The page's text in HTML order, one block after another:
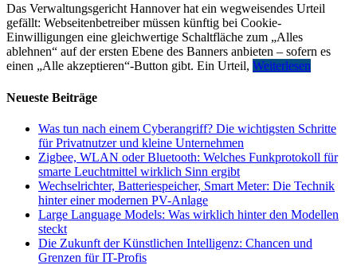
Das Verwaltungsgericht Hannover hat ein wegweisendes Urteil
gefällt: Webseitenbetreiber müssen künftig bei Cookie-
Einwilligungen eine gleichwertige Schaltfläche zum „Alles
ablehnen“ auf der ersten Ebene des Banners anbieten – sofern es
einen „Alle akzeptieren“-Button gibt. Ein Urteil, Weiterlesen
Neueste Beiträge
Was tun nach einem Cyberangriff? Die wichtigsten Schritte
für Privatnutzer und kleine Unternehmen
Zigbee, WLAN oder Bluetooth: Welches Funkprotokoll für
smarte Leuchtmittel wirklich Sinn ergibt
Wechselrichter, Batteriespeicher, Smart Meter: Die Technik
hinter einer modernen PV-Anlage
Large Language Models: Was wirklich hinter den Modellen
steckt
Die Zukunft der Künstlichen Intelligenz: Chancen und
Grenzen für IT-Profis